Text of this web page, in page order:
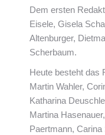
Dem ersten
Eisele, Gisela
Altenburger,
Scherbaum.
Heute besteht das
Martin Wahler,
Katharina
Martina
Paertmann,